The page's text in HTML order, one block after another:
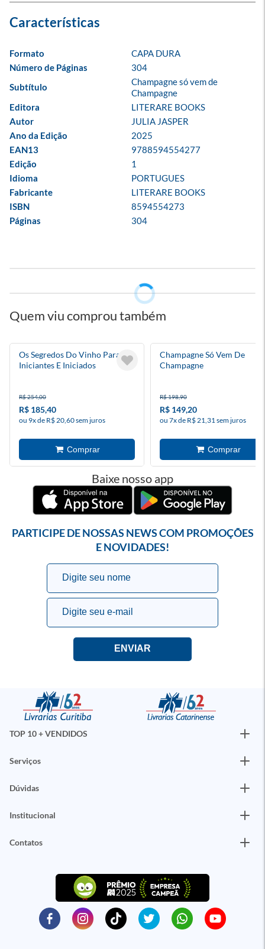
Formato
CAPA DURA
Número de Páginas
304
Subtítulo
Champagne só vem de
Champagne
Editora
LITERARE BOOKS
Autor
JULIA JASPER
Ano da Edição
2025
EAN13
9788594554277
Edição
1
Idioma
PORTUGUES
Fabricante
LITERARE BOOKS
ISBN
8594554273
Páginas
304
Quem viu comprou também
Os Segredos Do Vinho Para
Iniciantes E Iniciados
R$ 254,00
R$ 185,40
ou 9x de R$ 20,60 sem juros
Champagne Só Vem De
Champagne
R$ 198,90
R$ 149,20
ou 7x de R$ 21,31 sem juros
Baixe nosso app
PARTICIPE DE NOSSAS NEWS COM PROMOÇÕES
E NOVIDADES!
TOP 10 + VENDIDOS
Serviços
Dúvidas
Institucional
Contatos